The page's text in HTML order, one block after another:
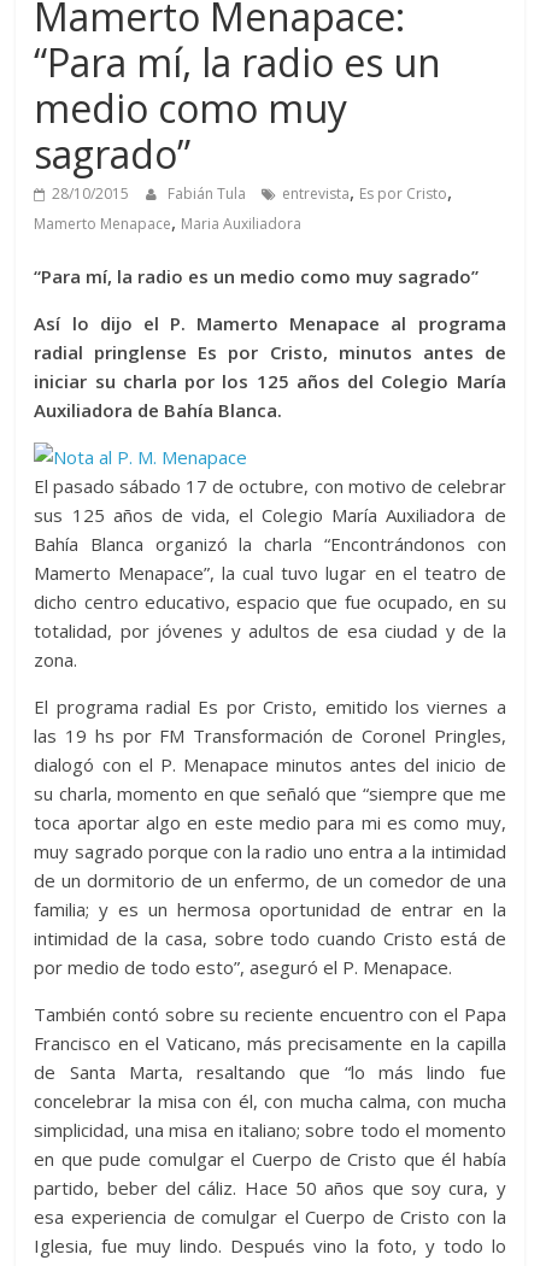
Mamerto Menapace:
“Para mí, la radio es un
medio como muy
sagrado”
28/10/2015 Fabián Tula entrevista, Es por Cristo,
Mamerto Menapace, Maria Auxiliadora
“Para mí, la radio es un medio como muy sagrado”
Así lo dijo el P. Mamerto Menapace al programa
radial pringlense Es por Cristo, minutos antes de
iniciar su charla por los 125 años del Colegio María
Auxiliadora de Bahía Blanca.
El pasado sábado 17 de octubre, con motivo de celebrar
sus 125 años de vida, el Colegio María Auxiliadora de
Bahía Blanca organizó la charla “Encontrándonos con
Mamerto Menapace”, la cual tuvo lugar en el teatro de
dicho centro educativo, espacio que fue ocupado, en su
totalidad, por jóvenes y adultos de esa ciudad y de la
zona.
El programa radial Es por Cristo, emitido los viernes a
las 19 hs por FM Transformación de Coronel Pringles,
dialogó con el P. Menapace minutos antes del inicio de
su charla, momento en que señaló que “siempre que me
toca aportar algo en este medio para mi es como muy,
muy sagrado porque con la radio uno entra a la intimidad
de un dormitorio de un enfermo, de un comedor de una
familia; y es un hermosa oportunidad de entrar en la
intimidad de la casa, sobre todo cuando Cristo está de
por medio de todo esto”, aseguró el P. Menapace.
También contó sobre su reciente encuentro con el Papa
Francisco en el Vaticano, más precisamente en la capilla
de Santa Marta, resaltando que “lo más lindo fue
concelebrar la misa con él, con mucha calma, con mucha
simplicidad, una misa en italiano; sobre todo el momento
en que pude comulgar el Cuerpo de Cristo que él había
partido, beber del cáliz. Hace 50 años que soy cura, y
esa experiencia de comulgar el Cuerpo de Cristo con la
Iglesia, fue muy lindo. Después vino la foto, y todo lo